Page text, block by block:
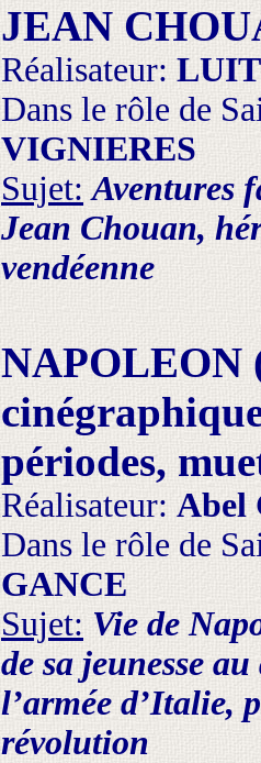
JEAN
Réalisateur:
Dans le rôle de
VIGNIERES
Sujet: Aventures
Jean Chouan,
vendéenne
NAPOLEON
périodes,
Réalisateur: Abel
Dans le rôle de
GANCE
Sujet: Vie de
de sa jeunesse
l’armée d’Italie,
révolution